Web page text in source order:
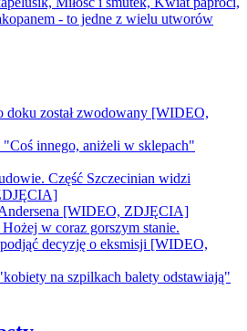
- to jedne z wielu utworów
doku został zwodowany [WIDEO,
innego, aniżeli w sklepach"
Część Szczecinian widzi
[WIDEO, ZDJĘCIA]
w coraz gorszym stanie.
decyzję o eksmisji [WIDEO,
na szpilkach balety odstawiają"